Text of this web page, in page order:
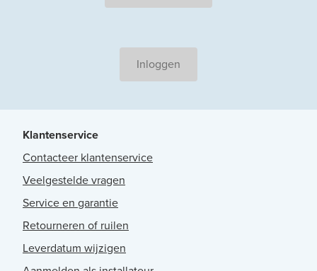
Inloggen
Klantenservice
Contacteer klantenservice
Veelgestelde vragen
Service en garantie
Retourneren of ruilen
Leverdatum wijzigen